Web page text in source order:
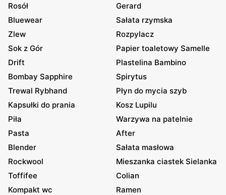
Rosół
Gerard
Bluewear
Sałata rzymska
Zlew
Rozpylacz
Sok z Gór
Papier toaletowy Samelle
Drift
Plastelina Bambino
Bombay Sapphire
Spirytus
Trewal Rybhand
Płyn do mycia szyb
Kapsułki do prania
Kosz Lupilu
Piła
Warzywa na patelnie
Pasta
After
Blender
Sałata masłowa
Rockwool
Mieszanka ciastek Sielanka
Toffifee
Colian
Kompakt wc
Ramen